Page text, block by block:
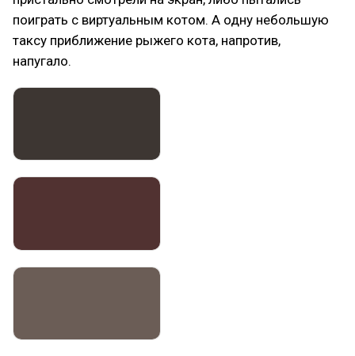
поиграть с виртуальным котом. А одну небольшую
таксу приближение рыжего кота, напротив,
напугало.